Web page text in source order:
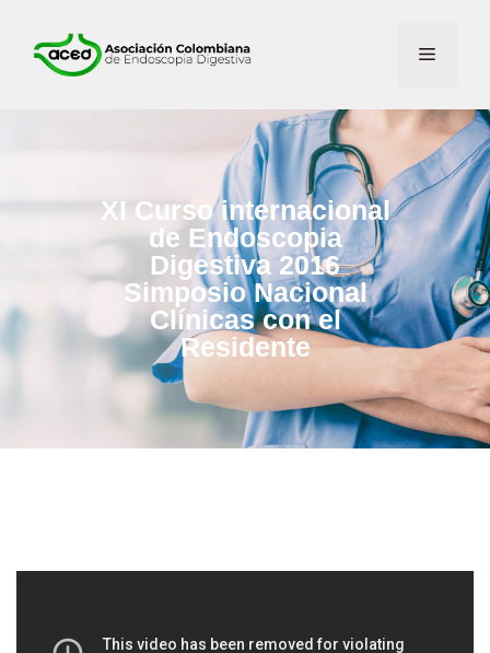
XI Curso internacional
de Endoscopia
Digestiva 2016
Simposio Nacional
Clínicas con el
Residente